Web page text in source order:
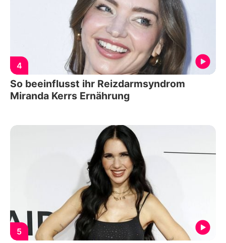
4
So beeinflusst ihr Reizdarmsyndrom
Miranda Kerrs Ernährung
5